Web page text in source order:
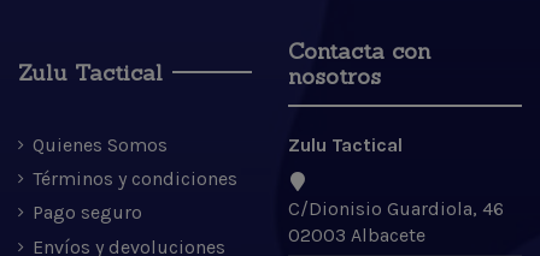
Zulu Tactical
Quienes Somos
Términos y condiciones
Pago seguro
Envíos y devoluciones
Contacta con
nosotros
Zulu Tactical
C/Dionisio Guardiola, 46
02003 Albacete